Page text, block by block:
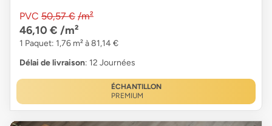
PVC 50,57 € /m²
46,10 € /m²
1 Paquet: 1,76 m² à 81,14 €
Délai de livraison: 12 Journées
ÉCHANTILLON
PREMIUM